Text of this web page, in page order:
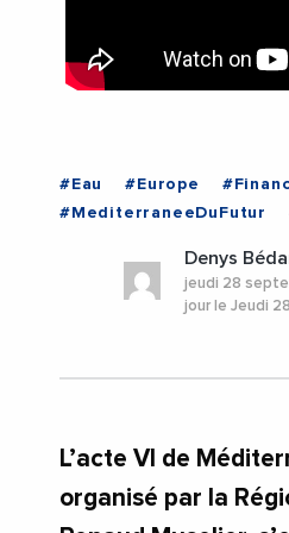
#Eau #Europe
#MediterraneeDuFutur
#Ressources
Denys
jeudi 28
jour le Jeudi
L’acte VI de
organisé par la